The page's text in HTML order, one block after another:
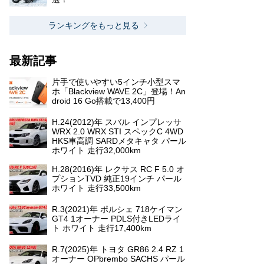
ランキングをもっと見る
最新記事
片手で使いやすい5インチ小型スマ
ホ「Blackview WAVE 2C」登場！An
droid 16 Go搭載で13,400円
H.24(2012)年 スバル インプレッサ
WRX 2.0 WRX STI スペックC 4WD
HKS車高調 SARDメタキャタ パール
ホワイト 走行32,000km
H.28(2016)年 レクサス RC F 5.0 オ
プションTVD 純正19インチ パール
ホワイト 走行33,500km
R.3(2021)年 ポルシェ 718ケイマン
GT4 1オーナー PDLS付きLEDライ
ト ホワイト 走行17,400km
R.7(2025)年 トヨタ GR86 2.4 RZ 1
オーナー OPbrembo SACHS パール